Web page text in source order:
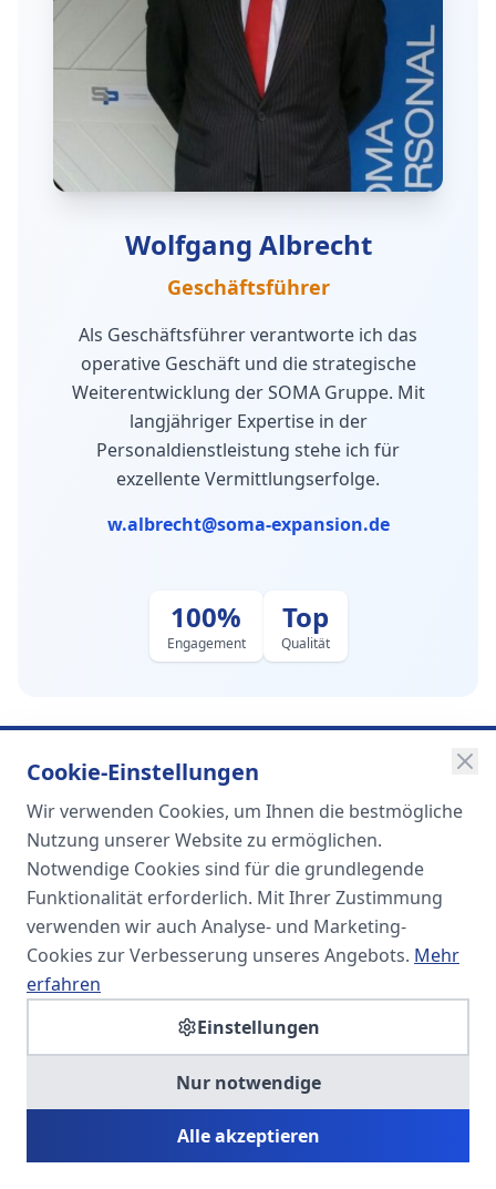
Wolfgang Albrecht
Geschäftsführer
Als Geschäftsführer verantworte ich das
operative Geschäft und die strategische
Weiterentwicklung der SOMA Gruppe. Mit
langjähriger Expertise in der
Personaldienstleistung stehe ich für
exzellente Vermittlungserfolge.
w.albrecht@soma-expansion.de
100%
Engagement
Top
Qualität
SOMA
Unternehmensgruppe
Spezialisiert auf Fach- und
Führungskräfte in der
SOMA HR KONSULT UG
Personalberatung & Executive Search
Cookie-Einstellungen
Wir verwenden Cookies, um Ihnen die bestmögliche
Nutzung unserer Website zu ermöglichen.
Notwendige Cookies sind für die grundlegende
Funktionalität erforderlich. Mit Ihrer Zustimmung
verwenden wir auch Analyse- und Marketing-
Cookies zur Verbesserung unseres Angebots. Mehr
erfahren
Einstellungen
Nur notwendige
Alle akzeptieren